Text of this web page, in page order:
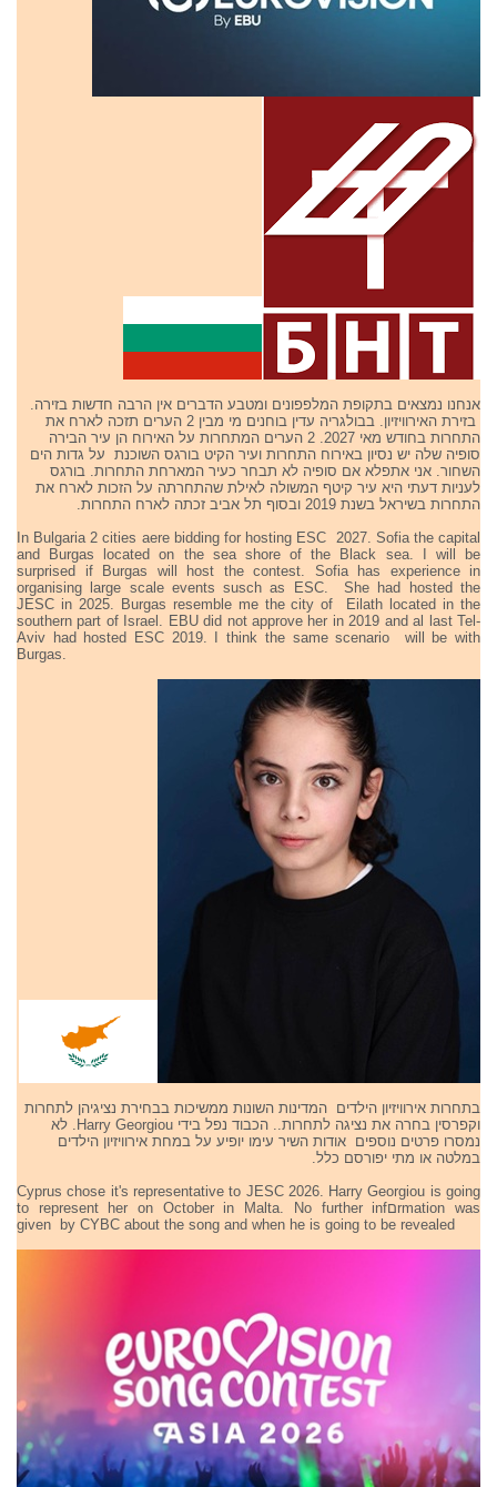
אנחנו נמצאים בתקופת המלפפונים ומטבע הדברים אין הרבה חדשות בזירה.
בזירת האירוויזיון. בבולגריה עדין בוחנים מי מבין 2 הערים תזכה לארח את
התחרות בחודש מאי 2027. 2 הערים המתחרות על האירוח הן עיר הבירה
סופיה שלה יש נסיון באירוח התחרות ועיר הקיט בורגס השוכנת על גדות הים
השחור. אני אתפלא אם סופיה לא תבחר כעיר המארחת התחרות. בורגס
לעניות דעתי היא עיר קיטף המשולה לאילת שהתחרתה על הזכות לארח את
התחרות בשיראל בשנת 2019 ובסוף תל אביב זכתה לארח התחרות.
In Bulgaria 2 cities aere bidding for hosting ESC 2027. Sofia the capital
and Burgas located on the sea shore of the Black sea. I will be
surprised if Burgas will host the contest. Sofia has experience in
organising large scale events susch as ESC. She had hosted the
JESC in 2025. Burgas resemble me the city of Eilath located in the
southern part of Israel. EBU did not approve her in 2019 and al last Tel-
Aviv had hosted ESC 2019. I think the same scenario will be with
Burgas.
בתחרות אירוויזיון הילדים המדינות השונות ממשיכות בבחירת נציגיהן לתחרות
וקפרסין בחרה את נציגה לתחרות.. הכבוד נפל בידי Harry Georgiou. לא
נמסרו פרטים נוספים אודות השיר עימו יופיע על במחת אירוויזיון הילדים
במלטה או מתי יפורסם כלל.
Cyprus chose it's representative to JESC 2026. Harry Georgiou is going
to represent her on October in Malta. No further infםrmation was
given by CYBC about the song and when he is going to be revealed